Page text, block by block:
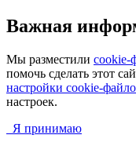
Важная
Мы разместили cookie-
помочь сделать этот
настройки cookie-
настроек.
Я принимаю